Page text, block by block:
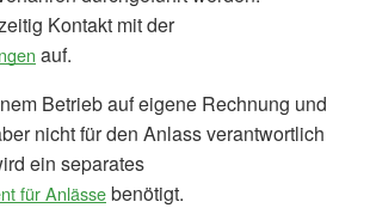
Kontakt mit der
auf.
Betrieb auf eigene Rechnung und
nicht für den Anlass verantwortlich
ein separates
für Anlässebenötigt.